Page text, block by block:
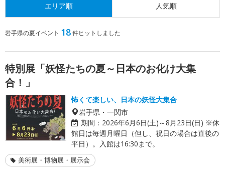
エリア順 人気順
岩手県の夏イベント 18件ヒットしました
特別展「妖怪たちの夏～日本のお化け大集
合！」
怖くて楽しい、日本の妖怪大集合
岩手県・一関市
期間： 2026年6月6日(土)～8月23日(日) ※休
館日は毎週月曜日（但し、祝日の場合は直後の
平日）。入館は16:30まで。
美術展・博物展・展示会